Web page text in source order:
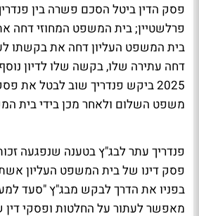
פסק הדין ביטל הסכם פשרה בין
פרלשטיין; בית המשפט המחוזי דחה
בית המשפט העליון דחה את בקשתו
דחה עתירה שלו, בקשה שלו לדיון
2025 ביקש פנדריך שוב לבטל את
משפט השלום ולאחר מכן בידי בית
פנדריך עתר לבג"ץ בטענה שנפגעה
פסק דינו של בית המשפט העליון
בפניו את הדרך לבקש מבג"ץ "סעד
מאפשר לעתור על החלטות ופסקי